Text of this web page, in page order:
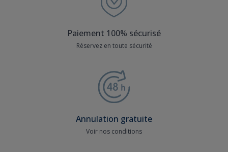
Paiement 100% sécurisé
Réservez en toute sécurité
Annulation gratuite
Voir nos conditions